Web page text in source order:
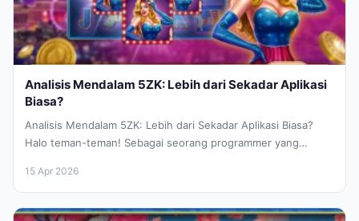
Analisis Mendalam 5ZK: Lebih dari Sekadar Aplikasi
Biasa?
Analisis Mendalam 5ZK: Lebih dari Sekadar Aplikasi Biasa?
Halo teman-teman! Sebagai seorang programmer yang
15 Apr 2026